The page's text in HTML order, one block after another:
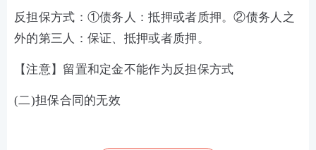
反担保方式：①债务人：抵押或者质押。②债务人之
外的第三人：保证、抵押或者质押。
【注意】留置和定金不能作为反担保方式
(二)担保合同的无效